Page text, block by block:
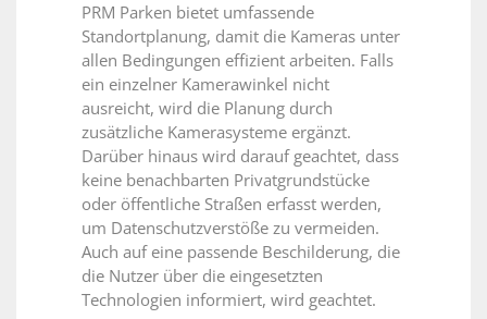
PRM Parken bietet umfassende
Standortplanung, damit die Kameras unter
allen Bedingungen effizient arbeiten. Falls
ein einzelner Kamerawinkel nicht
ausreicht, wird die Planung durch
zusätzliche Kamerasysteme ergänzt.
Darüber hinaus wird darauf geachtet, dass
keine benachbarten Privatgrundstücke
oder öffentliche Straßen erfasst werden,
um Datenschutzverstöße zu vermeiden.
Auch auf eine passende Beschilderung, die
die Nutzer über die eingesetzten
Technologien informiert, wird geachtet.